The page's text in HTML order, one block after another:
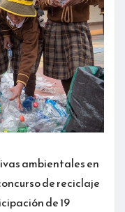
ambientales en
de reciclaje
de 19